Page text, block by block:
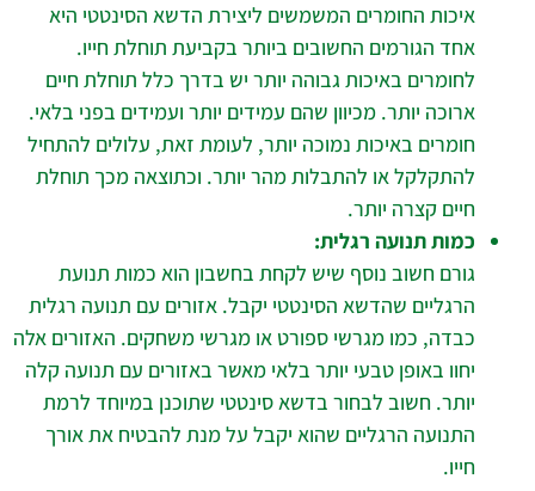
איכות החומרים המשמשים ליצירת הדשא הסינטטי היא
אחד הגורמים החשובים ביותר בקביעת תוחלת חייו.
לחומרים באיכות גבוהה יותר יש בדרך כלל תוחלת חיים
ארוכה יותר. מכיוון שהם עמידים יותר ועמידים בפני בלאי.
חומרים באיכות נמוכה יותר, לעומת זאת, עלולים להתחיל
להתקלקל או להתבלות מהר יותר. וכתוצאה מכך תוחלת
חיים קצרה יותר.
כמות תנועה רגלית:
גורם חשוב נוסף שיש לקחת בחשבון הוא כמות תנועת
הרגליים שהדשא הסינטטי יקבל. אזורים עם תנועה רגלית
כבדה, כמו מגרשי ספורט או מגרשי משחקים. האזורים אלה
יחוו באופן טבעי יותר בלאי מאשר באזורים עם תנועה קלה
יותר. חשוב לבחור בדשא סינטטי שתוכנן במיוחד לרמת
התנועה הרגליים שהוא יקבל על מנת להבטיח את אורך
חייו.